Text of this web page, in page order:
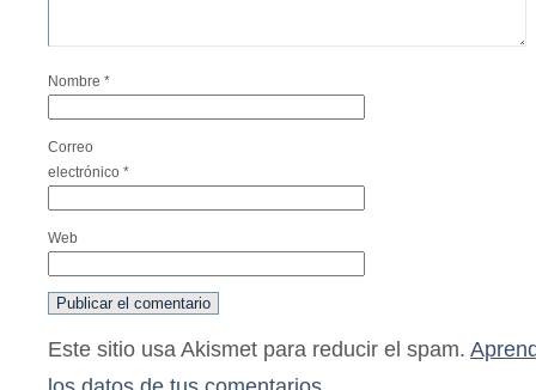
Nombre *
Correo
electrónico *
Web
Este sitio usa Akismet para reducir el spam.